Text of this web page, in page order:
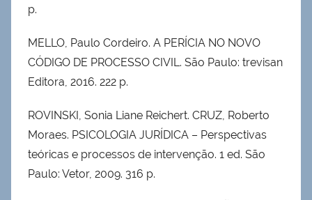
p.
MELLO, Paulo Cordeiro. A PERÍCIA NO NOVO
CÓDIGO DE PROCESSO CIVIL. São Paulo: trevisan
Editora, 2016. 222 p.
ROVINSKI, Sonia Liane Reichert. CRUZ, Roberto
Moraes. PSICOLOGIA JURÍDICA – Perspectivas
teóricas e processos de intervenção. 1 ed. São
Paulo: Vetor, 2009. 316 p.